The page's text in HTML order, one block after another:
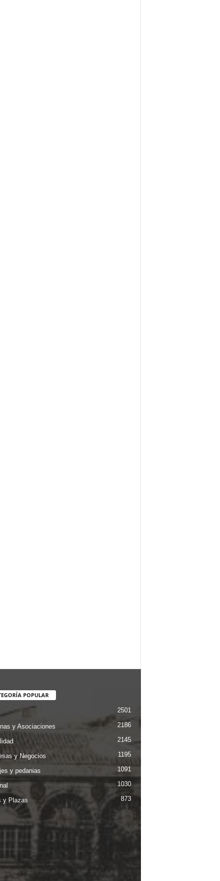
POPULAR
2501
y Asociaciones 2186
2145
y Negocios 1195
y pedanias 1091
1030
y Plazas 873